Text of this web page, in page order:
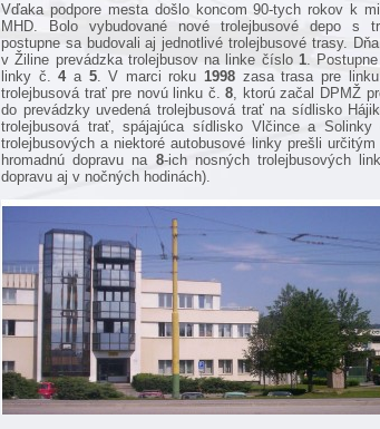
Vďaka podpore mesta došlo koncom 90-tych rokov k
MHD. Bolo vybudované nové trolejbusové depo s
postupne sa budovali aj jednotlivé trolejbusové trasy. Dňa
v Žiline prevádzka trolejbusov na linke číslo 1.
linky č.4a 5. V marci roku1998 zasa trasa pre
trolejbusová trať pre novú linku č.8, ktorú začal DPMŽ
do prevádzky uvedená trolejbusová trať na sídlisko
trolejbusová trať, spájajúca sídlisko Vlčince a
trolejbusových a niektoré autobusové linky prešli
hromadnú dopravu na 8-ich nosných trolejbusových
dopravu aj v nočných hodinách).